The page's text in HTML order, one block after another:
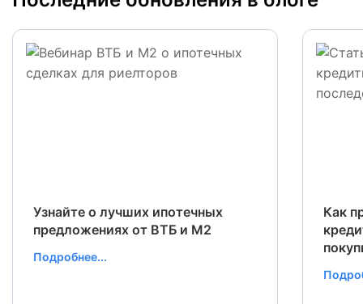
Узнайте о лучших ипотечных
предложениях от ВТБ и М2
Подробнее...
Как